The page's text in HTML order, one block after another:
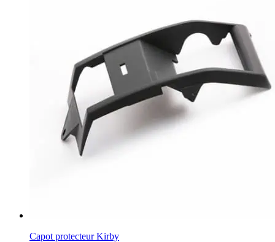
Capot protecteur Kirby